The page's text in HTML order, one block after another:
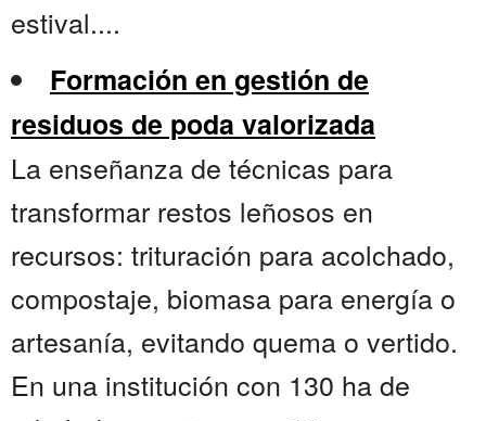
estival....
Formación en gestión de
residuos de poda valorizada
La enseñanza de técnicas para
transformar restos leñosos en
recursos: trituración para acolchado,
compostaje, biomasa para energía o
artesanía, evitando quema o vertido.
En una institución con 130 ha de